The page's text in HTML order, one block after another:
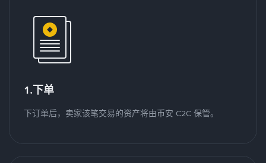
1.下单
下订单后，卖家该笔交易的资产将由币安 C2C 保管。